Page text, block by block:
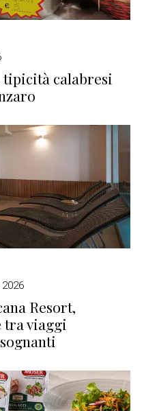
tipicità calabresi
Resort,
tra viaggi